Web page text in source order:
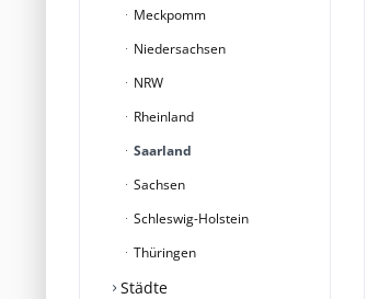
Meckpomm
Niedersachsen
NRW
Rheinland
Saarland
Sachsen
Schleswig-Holstein
Thüringen
Städte